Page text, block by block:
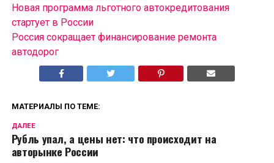
Новая программа льготного автокредитования
стартует в России
Россия сокращает финансирование ремонта
автодорог
МАТЕРИАЛЫ ПО ТЕМЕ:
ДАЛЕЕ
Рубль упал, а цены нет: что происходит на
авторынке России